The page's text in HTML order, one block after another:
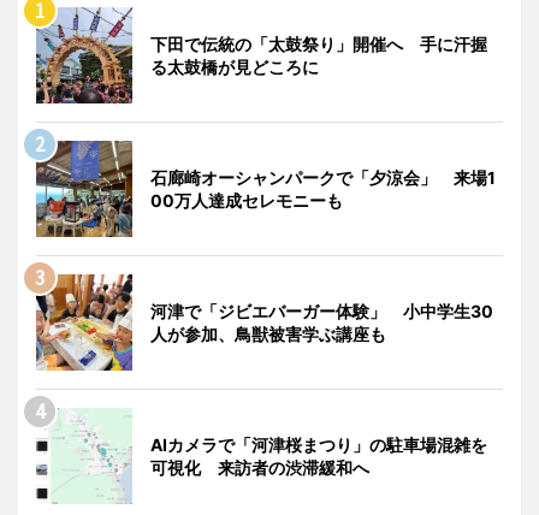
下田で伝統の「太鼓祭り」開催へ 手に汗握
る太鼓橋が見どころに
石廊崎オーシャンパークで「夕涼会」 来場1
00万人達成セレモニーも
河津で「ジビエバーガー体験」 小中学生30
人が参加、鳥獣被害学ぶ講座も
AIカメラで「河津桜まつり」の駐車場混雑を
可視化 来訪者の渋滞緩和へ